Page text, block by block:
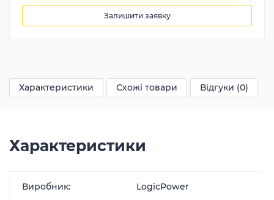
Залишити заявку
Характеристики Схожі товари Відгуки (0)
Характеристики
Виробник: LogicPower